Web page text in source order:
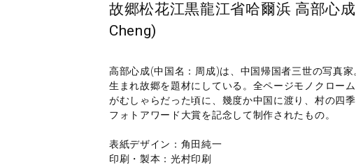
故郷松花江黒龍江省哈爾浜 高部心
Cheng)
高部心成(中国名：周成)は、中国帰国者三世の写真
生まれ故郷を題材にしている。全ページモノクロー
がむしゃらだった頃に、幾度か中国に渡り、村の四
フォトアワード大賞を記念して制作されたもの。
表紙デザイン：角田純一
印刷・製本：光村印刷